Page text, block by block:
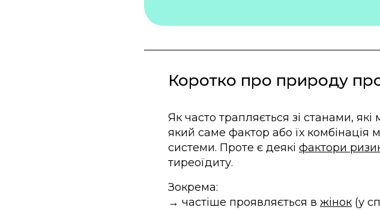
Коротко про природу
Як часто трапляється зі станами,
який саме фактор або їх комбінація
системи. Проте є деякі фактори
тиреоїдиту.
Зокрема:
→ частіше проявляється в жінок (у